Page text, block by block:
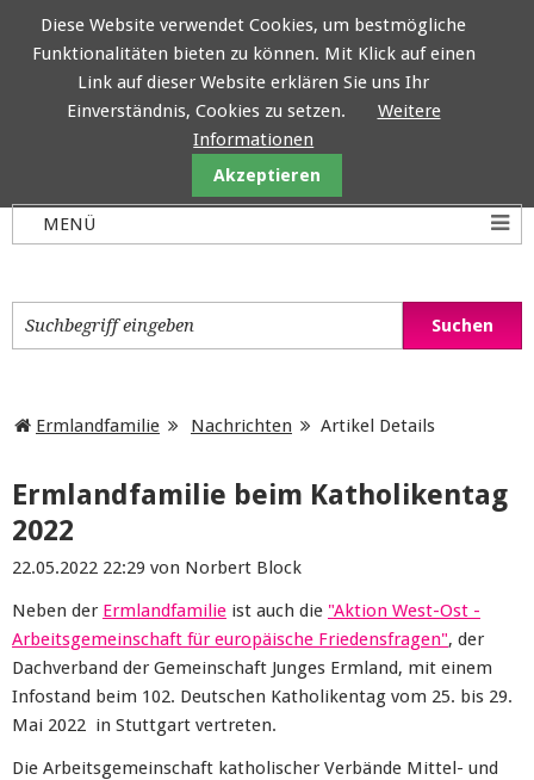
Ermlandfamilie Nachrichten Artikel Details
Ermlandfamilie beim Katholikentag
2022
22.05.2022 22:29 von Norbert Block
Neben der Ermlandfamilie ist auch die "Aktion West-Ost -
Arbeitsgemeinschaft für europäische Friedensfragen", der
Dachverband der Gemeinschaft Junges Ermland, mit einem
Infostand beim 102. Deutschen Katholikentag vom 25. bis 29.
Mai 2022 in Stuttgart vertreten.
Die Arbeitsgemeinschaft katholischer Verbände Mittel- und
Diese Website verwendet Cookies, um bestmögliche
Funktionalitäten bieten zu können. Mit Klick auf einen
Link auf dieser Website erklären Sie uns Ihr
Einverständnis, Cookies zu setzen.
Weitere
Informationen
Akzeptieren